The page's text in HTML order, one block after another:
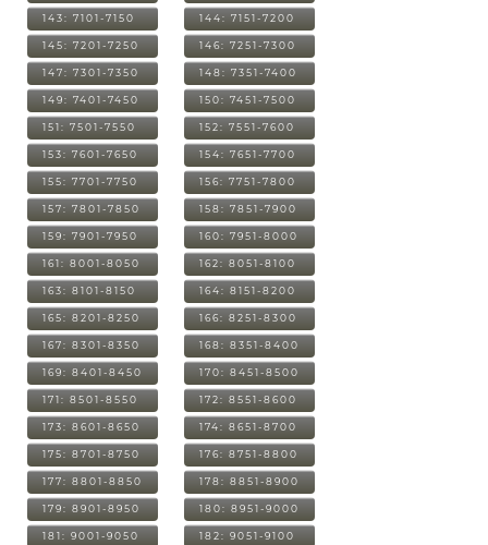
143: 7101-7150 144: 7151-7200
145: 7201-7250 146: 7251-7300
147: 7301-7350 148: 7351-7400
149: 7401-7450 150: 7451-7500
151: 7501-7550 152: 7551-7600
153: 7601-7650 154: 7651-7700
155: 7701-7750 156: 7751-7800
157: 7801-7850 158: 7851-7900
159: 7901-7950 160: 7951-8000
161: 8001-8050 162: 8051-8100
163: 8101-8150 164: 8151-8200
165: 8201-8250 166: 8251-8300
167: 8301-8350 168: 8351-8400
169: 8401-8450 170: 8451-8500
171: 8501-8550 172: 8551-8600
173: 8601-8650 174: 8651-8700
175: 8701-8750 176: 8751-8800
177: 8801-8850 178: 8851-8900
179: 8901-8950 180: 8951-9000
181: 9001-9050 182: 9051-9100